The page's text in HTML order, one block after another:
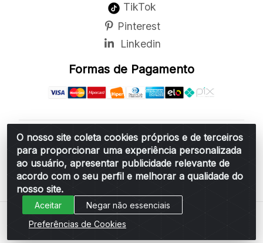
O nosso site coleta cookies próprios e de terceiros
para proporcionar uma experiência personalizada
ao usuário, apresentar publicidade relevante de
acordo com o seu perfil e melhorar a qualidade do
nosso site.
Aceitar
Negar não essenciais
Preferências de Cookies
TikTok
Pinterest
Linkedin
Formas de Pagamento
Belchior Cortinas e Acessórios LTDA - R: Rua
Vereador Sérgio Leopoldino Alves, 876 - Santa
Bárbara d'Oeste/SP - CEP 13.456-166 - CNPJ
06.314.073/0001-34